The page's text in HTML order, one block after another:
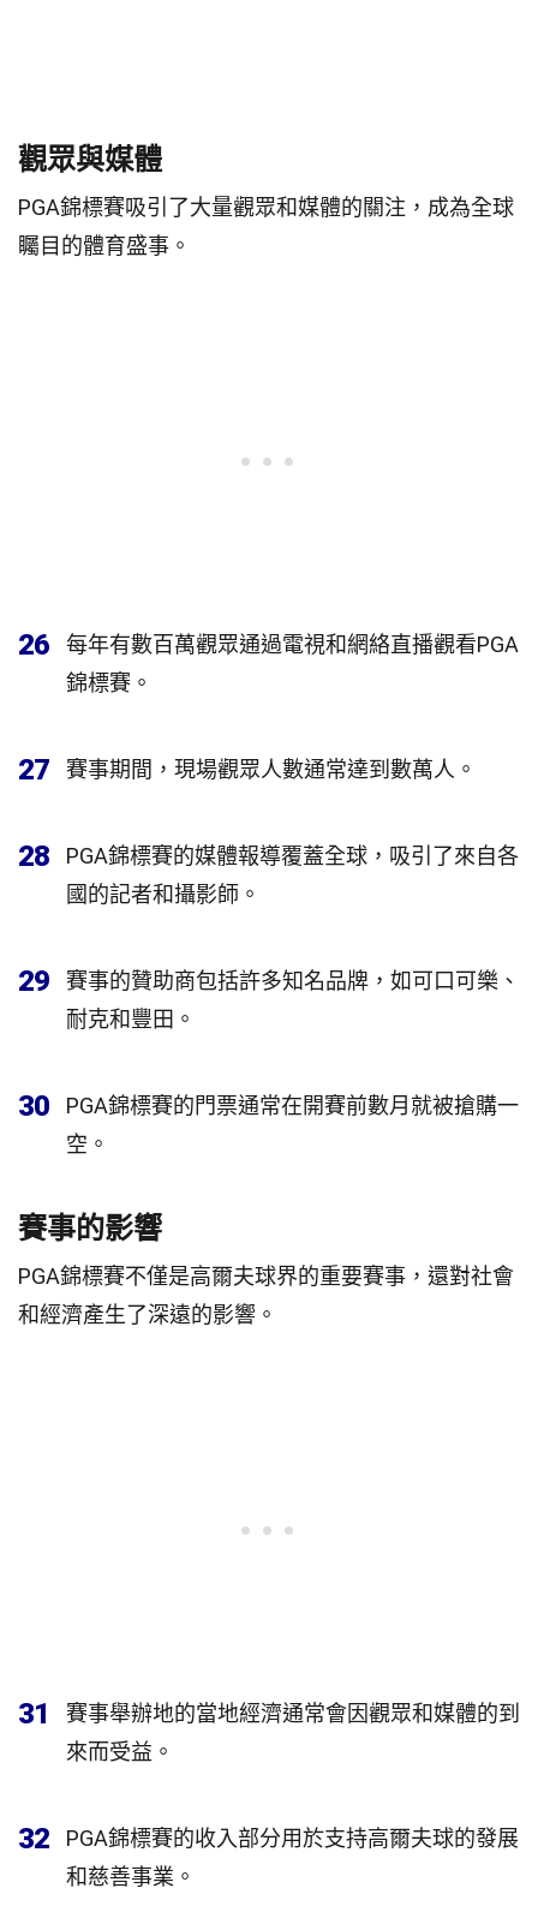
觀眾與媒體
PGA錦標賽吸引了大量觀眾和媒體的關注，成為全球
矚目的體育盛事。
26
每年有數百萬觀眾通過電視和網絡直播觀看PGA
錦標賽。
27 賽事期間，現場觀眾人數通常達到數萬人。
28
PGA錦標賽的媒體報導覆蓋全球，吸引了來自各
國的記者和攝影師。
29
賽事的贊助商包括許多知名品牌，如可口可樂、
耐克和豐田。
30
PGA錦標賽的門票通常在開賽前數月就被搶購一
空。
賽事的影響
PGA錦標賽不僅是高爾夫球界的重要賽事，還對社會
和經濟產生了深遠的影響。
31
賽事舉辦地的當地經濟通常會因觀眾和媒體的到
來而受益。
32
PGA錦標賽的收入部分用於支持高爾夫球的發展
和慈善事業。